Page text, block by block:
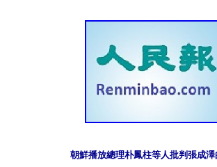
朝鮮播放總理朴鳳柱等人批判張成澤